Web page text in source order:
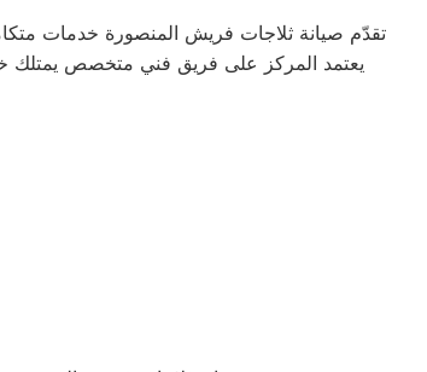
تقدّم صيانة ثلاجات فريش المنصورة خدمات
يعتمد المركز على فريق فني متخصص يمتلك